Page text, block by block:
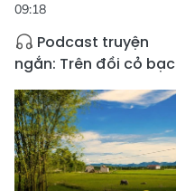
09:18
Podcast truyện
ngắn: Trên đồi cỏ bạc